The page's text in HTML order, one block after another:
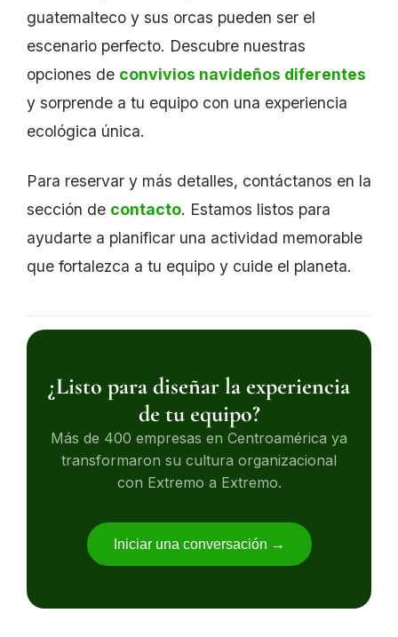
guatemalteco y sus orcas pueden ser el
escenario perfecto. Descubre nuestras
opciones de convivios navideños diferentes
y sorprende a tu equipo con una experiencia
ecológica única.
Para reservar y más detalles, contáctanos en la
sección de contacto. Estamos listos para
ayudarte a planificar una actividad memorable
que fortalezca a tu equipo y cuide el planeta.
¿Listo para diseñar la experiencia
de tu equipo?
Más de 400 empresas en Centroamérica ya
transformaron su cultura organizacional
con Extremo a Extremo.
Iniciar una conversación →